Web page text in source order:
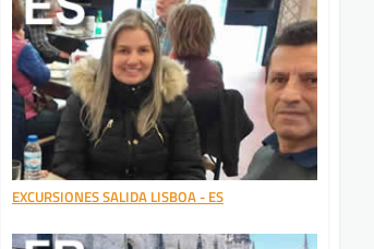
EXCURSIONES SALIDA LISBOA - ES